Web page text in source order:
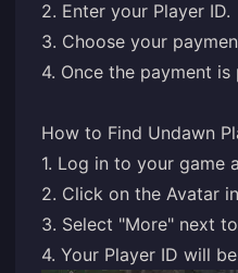
2. Enter your Player ID.
3. Choose your
4. Once the payment
How to Find Undawn
1. Log in to your game
2. Click on the Avatar
3. Select "More" next
4. Your Player ID will